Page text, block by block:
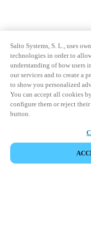
Salto Systems, S. L., uses
technologies in order to
understanding of how users
our services and to create a
to show you personalized
You can accept all cookies
configure them or reject
button.